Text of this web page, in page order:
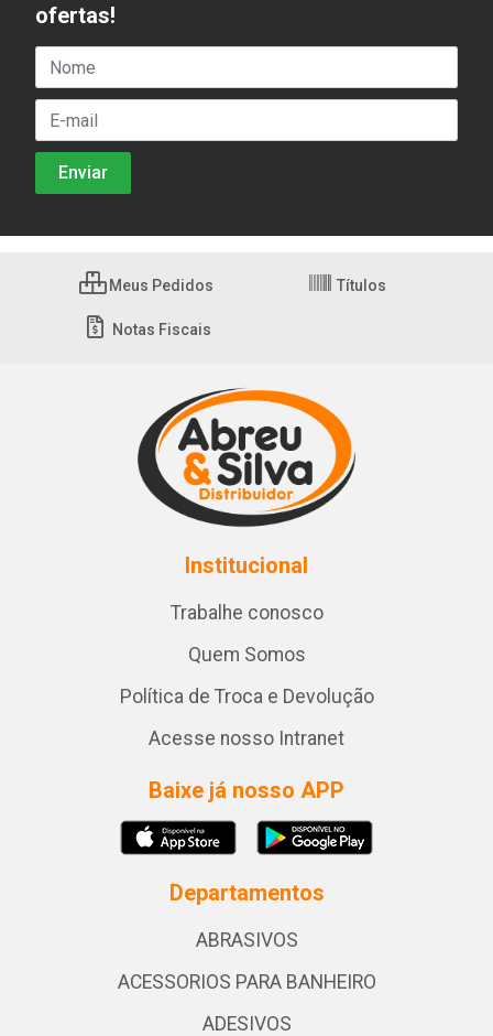
ofertas!
Meus Pedidos Títulos
Notas Fiscais
Institucional
Trabalhe conosco
Quem Somos
Política de Troca e Devolução
Acesse nosso Intranet
Baixe já nosso APP
Departamentos
ABRASIVOS
ACESSORIOS PARA BANHEIRO
ADESIVOS